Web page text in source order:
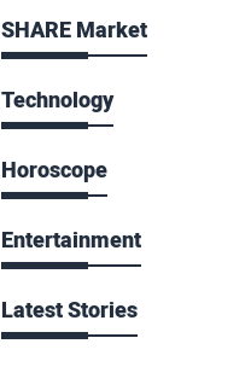
SHARE Market
Technology
Horoscope
Entertainment
Latest Stories